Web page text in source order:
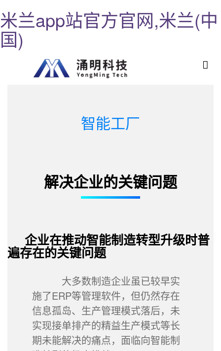
米兰app站官方官网,米兰(中
国)
智能工厂
解决企业的关键问题
企业在推动智能制造转型升级时普
遍存在的关键问题
大多数制造企业虽已较早实
施了ERP等管理软件，但仍然存在
信息孤岛、生产管理模式落后，未
实现接单排产的精益生产模式等长
期未能解决的痛点，面临向智能制